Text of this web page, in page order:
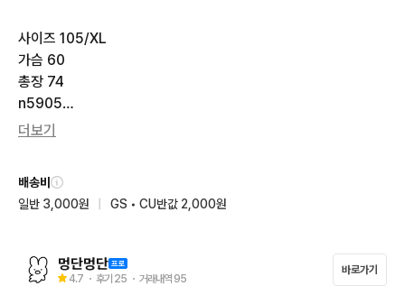
사이즈 105/XL
가슴 60
총장 74
n5905
택배 가능합니다
더보기
배송비
일반 3,000원
GS • CU반값 2,000원
멍단멍단
4.7 ・ 후기 25 ・ 거래내역 95
바로가기